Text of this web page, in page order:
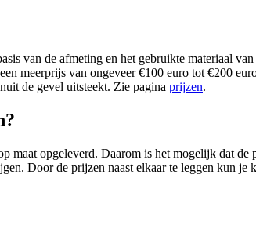
van de afmeting en het gebruikte materiaal
meerprijs van ongeveer €100 euro tot €200
de gevel uitsteekt. Zie pagina prijzen.
opgeleverd. Daarom is het mogelijk dat
Door de prijzen naast elkaar te leggen kun